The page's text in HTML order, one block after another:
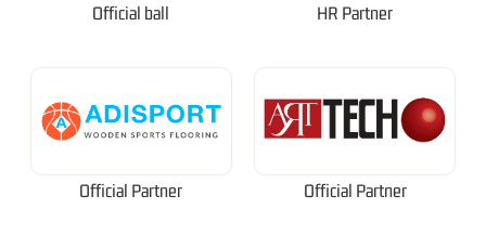
Official ball HR Partner
Official Partner Official Partner